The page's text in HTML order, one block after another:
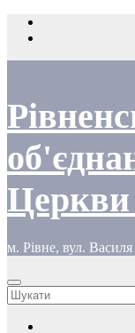
Перейти
м. Рівне, вул. Василя